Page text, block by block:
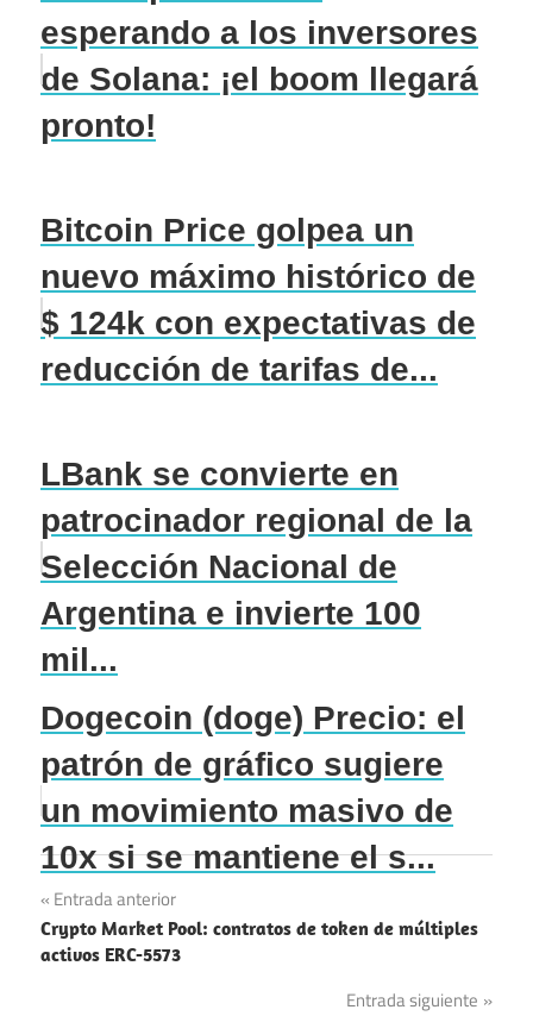
esperando a los inversores
de Solana: ¡el boom llegará
pronto!
Bitcoin Price golpea un
nuevo máximo histórico de
$ 124k con expectativas de
reducción de tarifas de...
LBank se convierte en
patrocinador regional de la
Selección Nacional de
Argentina e invierte 100
mil...
Dogecoin (doge) Precio: el
patrón de gráfico sugiere
un movimiento masivo de
10x si se mantiene el s...
Navegación
de
Entrada anterior
Crypto Market Pool: contratos de token de múltiples
activos ERC-5573
Entrada siguiente